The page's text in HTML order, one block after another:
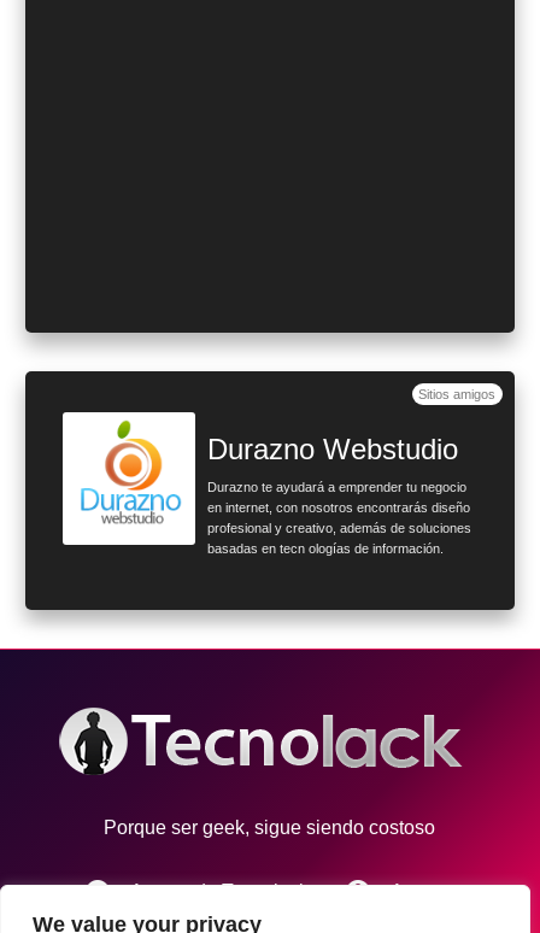
We value your privacy
Sitios amigos
Durazno Webstudio
Durazno te ayudará a emprender tu negocio
en internet, con nosotros encontrarás diseño
profesional y creativo, además de soluciones
basadas en tecn ologías de información.
Porque ser geek, sigue siendo costoso
info Acerca de Tecnolack account_circle Autores